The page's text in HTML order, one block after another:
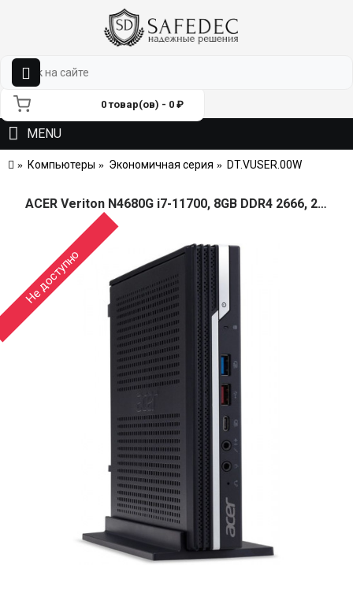
0 товар(ов) - 0 ₽
MENU
Компьютеры Экономичная серия DT.VUSER.00W
ACER Veriton N4680G i7-11700, 8GB DDR4 2666, 256GB SSD M.2, Intel UHD 750, WiFi 6, BT, USB KB&Mouse, NoOS
Не доступно